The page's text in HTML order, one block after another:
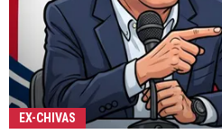
EX-CHIVAS